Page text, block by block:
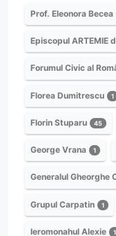
Prof. Eleonora Becea
Episcopul ARTEMIE
Forumul Civic al
Florea Dumitrescu 1
Florin Stuparu 45
George Vrana 1
Generalul Gheorghe
Grupul Carpatin 1
Ieromonahul Alexie 1